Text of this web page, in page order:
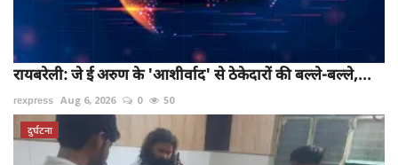
रायबरेली: जे ई अरुण के 'आशीर्वाद' से ठेकेदारों की बल्ले-बल्ले,...
rexpress Aug 6, 2026 0 50
दुर्घटना